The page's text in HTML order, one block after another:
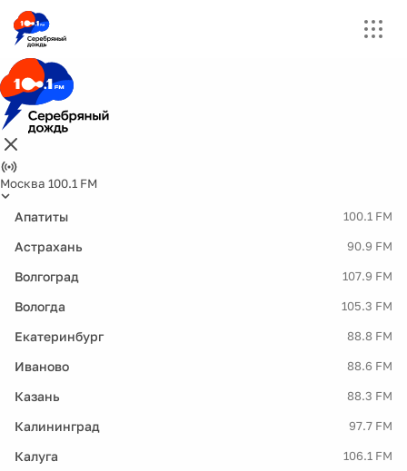
Москва 100.1 FM
Апатиты 100.1 FM
Астрахань 90.9 FM
Волгоград 107.9 FM
Вологда 105.3 FM
Екатеринбург 88.8 FM
Иваново 88.6 FM
Казань 88.3 FM
Калининград 97.7 FM
Калуга 106.1 FM